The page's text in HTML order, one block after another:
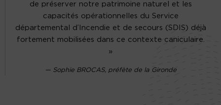
de préserver notre patrimoine naturel et les
capacités opérationnelles du Service
départemental d’Incendie et de secours (SDIS) déjà
fortement mobilisées dans ce contexte caniculaire.
»
Sophie BROCAS, préfète de la Gironde